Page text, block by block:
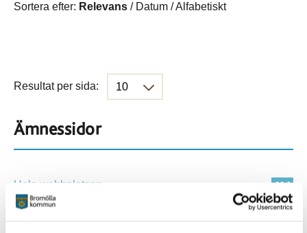
Sortera efter: Relevans / Datum /Alfabetiskt
Resultat per sida:
Ämnessidor
114
Hela webbplatsen